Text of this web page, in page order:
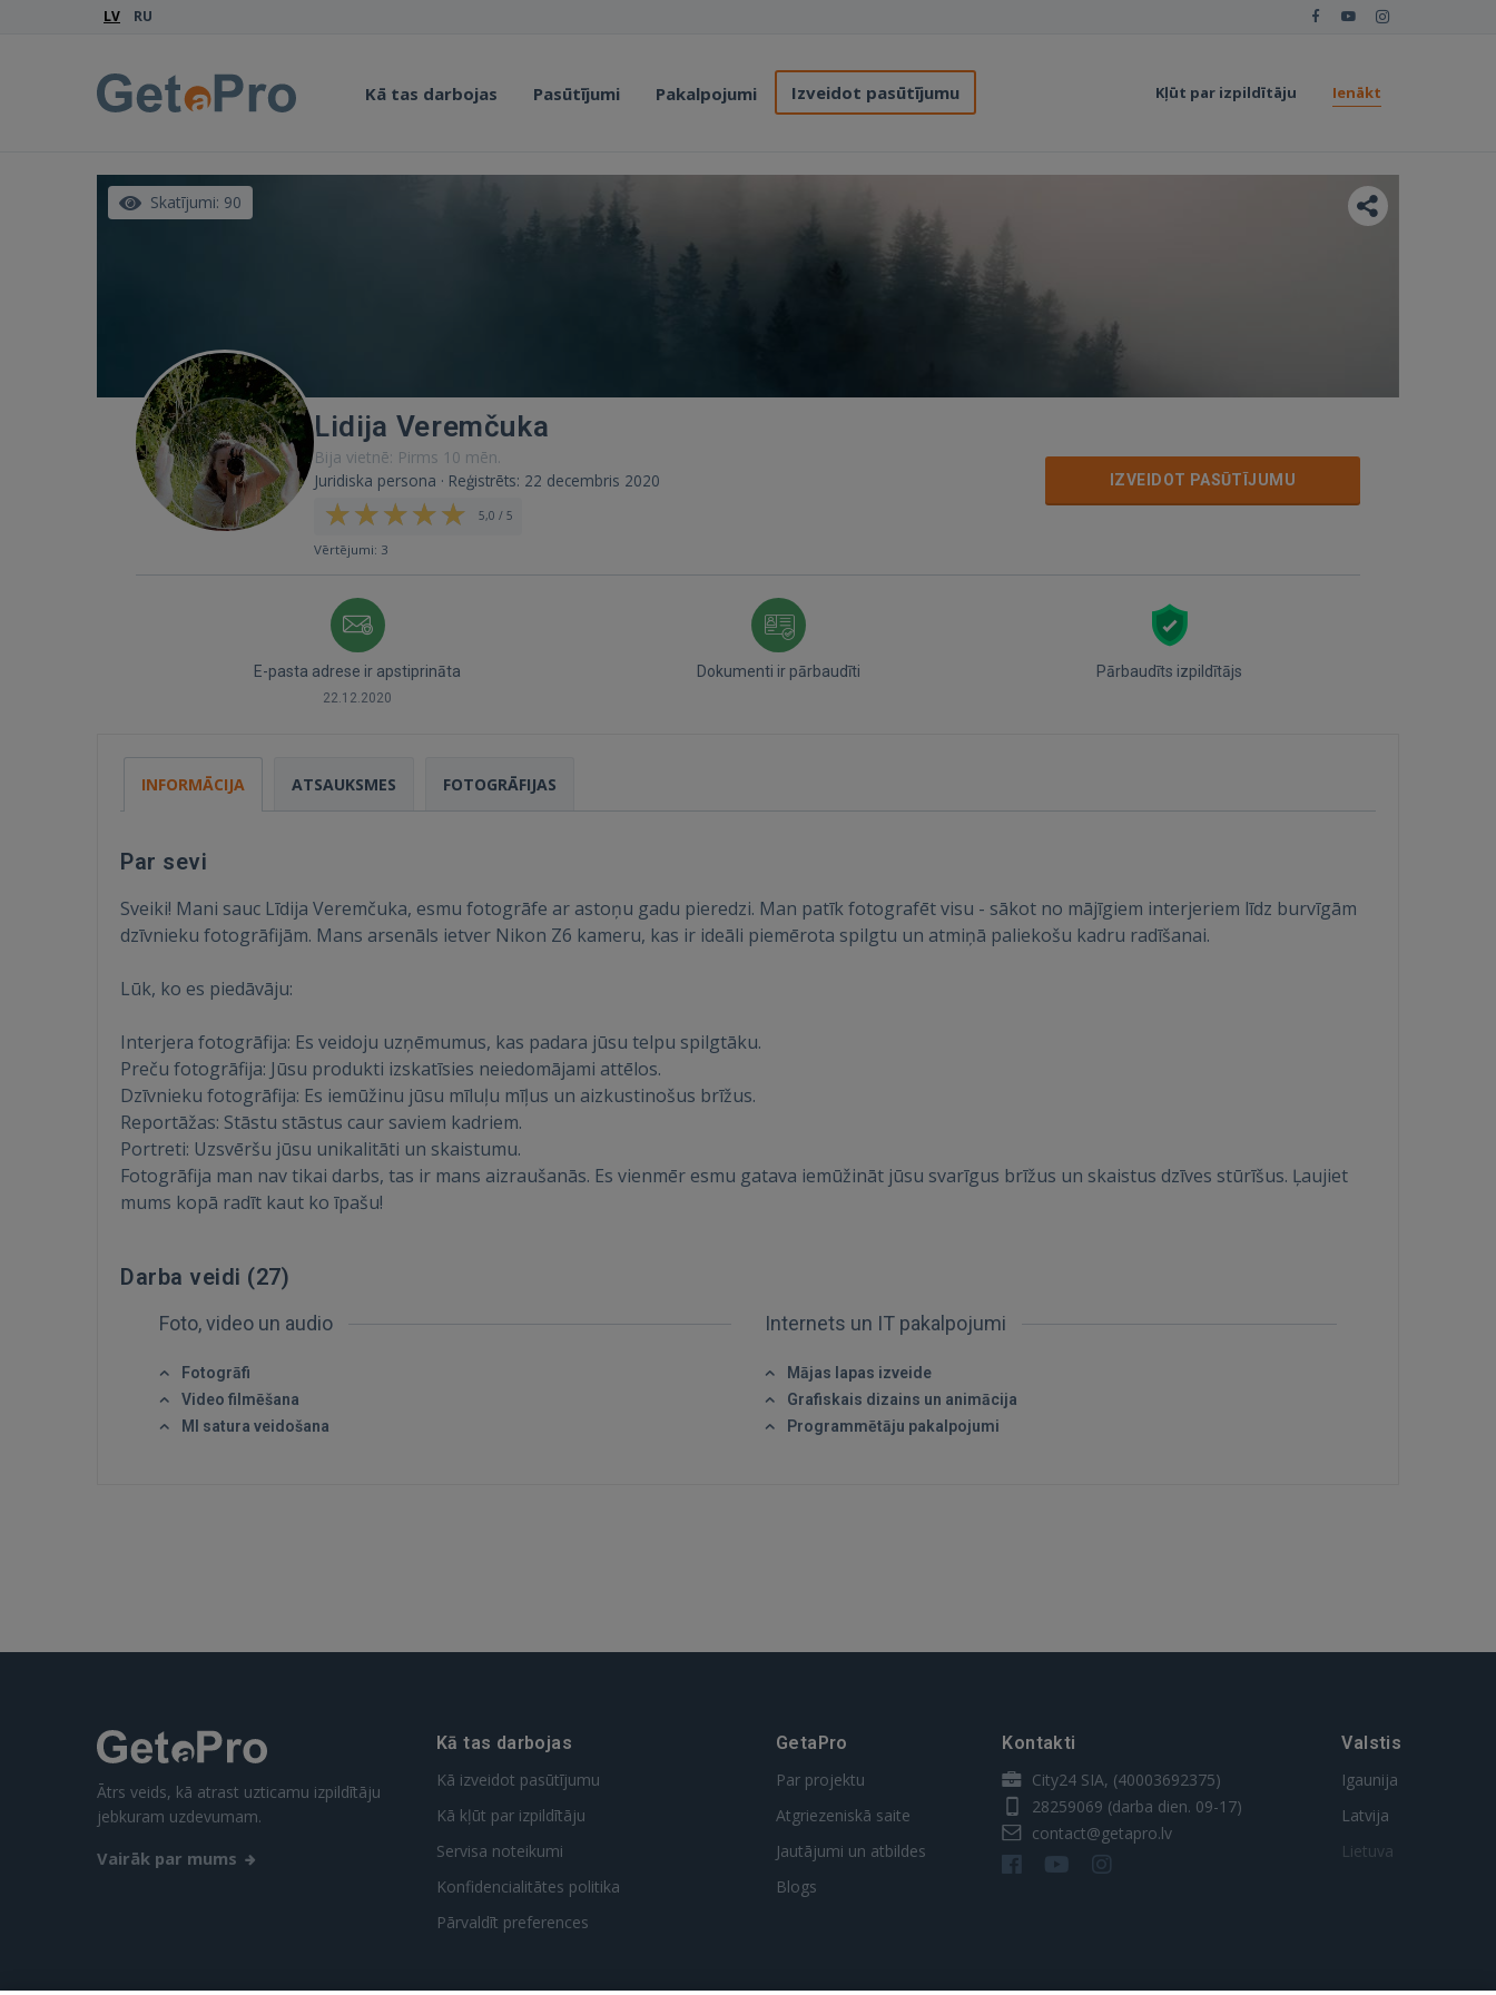
LV RU
Kā tas darbojas Pasūtījumi Pakalpojumi Izveidot pasūtījumu Kļūt par izpildītāju Ienākt
FACEBOOK
 Sign in with Apple
Vēl neesat reģistrējies?
Skatījumi: 90
Lidija Veremčuka
Bija vietnē: Pirms 10 mēn.
Juridiska persona · Reģistrēts: 22 decembris 2020
5,0 / 5
Vērtējumi: 3
IZVEIDOT PASŪTĪJUMU
E-pasta adrese ir apstiprināta
22.12.2020
Dokumenti ir pārbaudīti Pārbaudīts izpildītājs
INFORMĀCIJA ATSAUKSMES FOTOGRĀFIJAS
Par sevi
Sveiki! Mani sauc Līdija Veremčuka, esmu fotogrāfe ar astoņu gadu pieredzi. Man patīk fotografēt visu - sākot no mājīgiem interjeriem līdz burvīgām
dzīvnieku fotogrāfijām. Mans arsenāls ietver Nikon Z6 kameru, kas ir ideāli piemērota spilgtu un atmiņā paliekošu kadru radīšanai.
Lūk, ko es piedāvāju:
Interjera fotogrāfija: Es veidoju uzņēmumus, kas padara jūsu telpu spilgtāku.
Preču fotogrāfija: Jūsu produkti izskatīsies neiedomājami attēlos.
Dzīvnieku fotogrāfija: Es iemūžinu jūsu mīluļu mīļus un aizkustinošus brīžus.
Reportāžas: Stāstu stāstus caur saviem kadriem.
Portreti: Uzsvēršu jūsu unikalitāti un skaistumu.
Fotogrāfija man nav tikai darbs, tas ir mans aizraušanās. Es vienmēr esmu gatava iemūžināt jūsu svarīgus brīžus un skaistus dzīves stūrīšus. Ļaujiet
mums kopā radīt kaut ko īpašu!
Darba veidi (27)
Foto, video un audio
Fotogrāfi
Video filmēšana
MI satura veidošana
Internets un IT pakalpojumi
Mājas lapas izveide
Grafiskais dizains un animācija
Programmētāju pakalpojumi
Ātrs veids, kā atrast uzticamu izpildītāju
jebkuram uzdevumam.
Vairāk par mums
Kā tas darbojas
Kā izveidot pasūtījumu
Kā kļūt par izpildītāju
Servisa noteikumi
Konfidencialitātes politika
Pārvaldīt preferences
GetaPro
Par projektu
Atgriezeniskā saite
Jautājumi un atbildes
Blogs
Kontakti
City24 SIA, (40003692375)
28259069 (darba dien. 09-17)
contact@getapro.lv
Valstis
Igaunija
Latvija
Lietuva